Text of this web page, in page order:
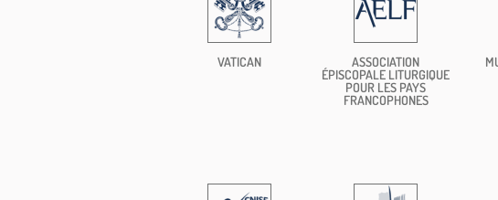
VATICAN
ASSOCIATION
ÉPISCOPALE LITURGIQUE
POUR LES PAYS
FRANCOPHONES